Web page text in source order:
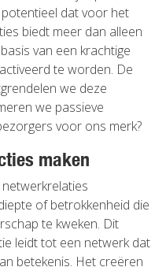
dat voor het
biedt meer dan alleen
van een krachtige
te worden. De
we deze
we passieve
voor ons merk?
maken
of betrokkenheid die
te kweken. Dit
leidt tot een netwerk dat
betekenis. Het creëren